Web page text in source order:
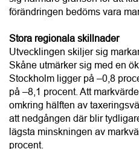
förändringen bedöms vara
Stora regionala skillnader
Utvecklingen skiljer sig
Skåne utmärker sig med en
Stockholm ligger på –0,8
på –8,1 procent. Att
omkring hälften av
att nedgången där blir
lägsta minskningen av
procent.